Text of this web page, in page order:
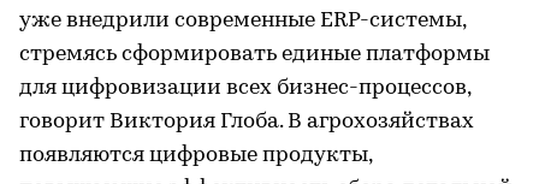
уже внедрили современные ERP-системы,
стремясь сформировать единые платформы
для цифровизации всех бизнес-процессов,
говорит Виктория Глоба. В агрохозяйствах
появляются цифровые продукты,